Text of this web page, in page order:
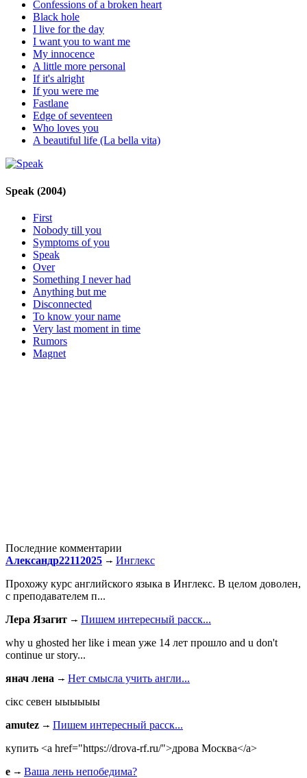
Confessions of a broken heart
Black hole
I live for the day
I want you to want me
My innocence
A little more personal
If it's alright
If you were me
Fastlane
Edge of seventeen
Who loves you
A beautiful life (La bella vita)
Speak (2004)
First
Nobody till you
Symptoms of you
Speak
Over
Something I never had
Anything but me
Disconnected
To know your name
Very last moment in time
Rumors
Magnet
Последние комментарии
Александр22112025
Инглекс
Прохожу курс английского языка в Инглекс. В целом доволен,
с преподавателем п...
Лера Язагит
Пишем интересный расск...
why u ghosted her like i mean уже 14 лет прошло and u don't
continue ur story...
янач лена
Нет смысла учить англи...
сiкс севен ыыыыыы
amutez
Пишем интересный расск...
купить <a href="https://drova-rf.ru/">дрова Москва</a>
e
Ваша лень непобедима?